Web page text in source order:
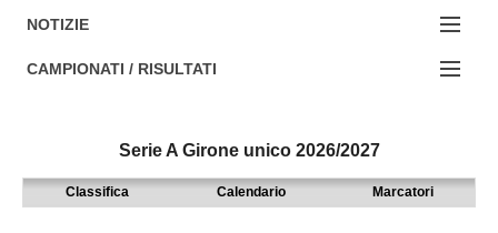
EDIZIONE:
BOLOGNA
PARMA
NOTIZIE
NOTIZIE:
9° TORNEO EMILIAGOL
CAMPIONATI / RISULTATI
REGIONALI
Serie A Girone unico 2026/2027
Classifica Calendario Marcatori